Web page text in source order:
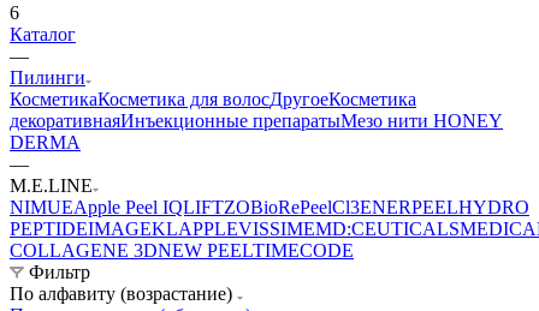
6
Каталог
—
Пилинги
КосметикаКосметика для волосДругоеКосметика
декоративнаяИнъекционные препаратыМезо нити HONEY
DERMA
—
M.E.LINE
NIMUEApple Peel IQLIFTZOBioRePeelCl3ENERPEELHYDRO
PEPTIDEIMAGEKLAPPLEVISSIMEMD:CEUTICALS
COLLAGENE 3DNEW PEELTIMECODE
Фильтр
По алфавиту (возрастание)